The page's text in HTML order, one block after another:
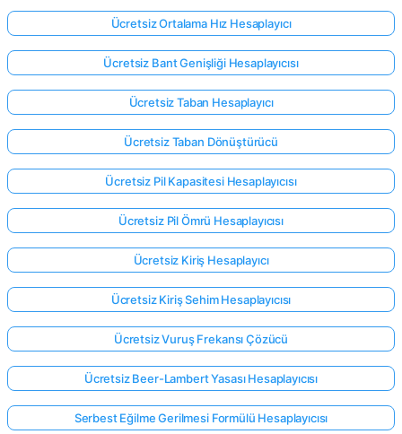
Ücretsiz Ortalama Hız Hesaplayıcı
Ücretsiz Bant Genişliği Hesaplayıcısı
Ücretsiz Taban Hesaplayıcı
Ücretsiz Taban Dönüştürücü
Ücretsiz Pil Kapasitesi Hesaplayıcısı
Ücretsiz Pil Ömrü Hesaplayıcısı
Ücretsiz Kiriş Hesaplayıcı
Ücretsiz Kiriş Sehim Hesaplayıcısı
Ücretsiz Vuruş Frekansı Çözücü
Ücretsiz Beer-Lambert Yasası Hesaplayıcısı
Serbest Eğilme Gerilmesi Formülü Hesaplayıcısı